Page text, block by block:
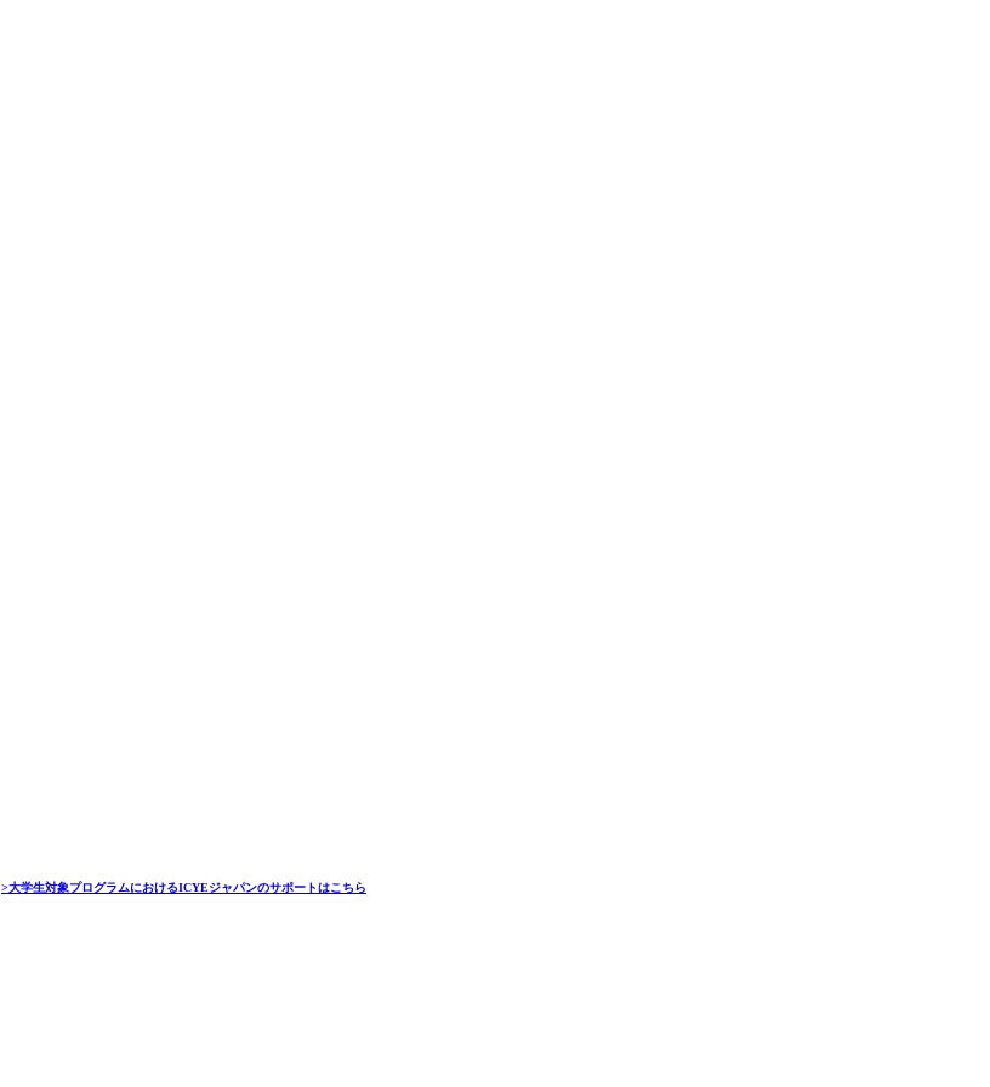
>大学生対象プログラムにおけるICYEジャパンのサポートはこちら